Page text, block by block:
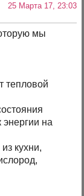
25 Марта 17, 23:03
мы
тепловой
на
кухни,